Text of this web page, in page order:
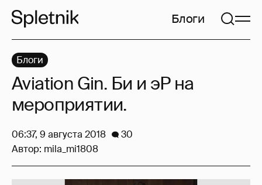
Блоги
Блоги
Aviation Gin. Би и эР на
мероприятии.
06:37, 9 августа 2018
30
Автор: mila_mi1808